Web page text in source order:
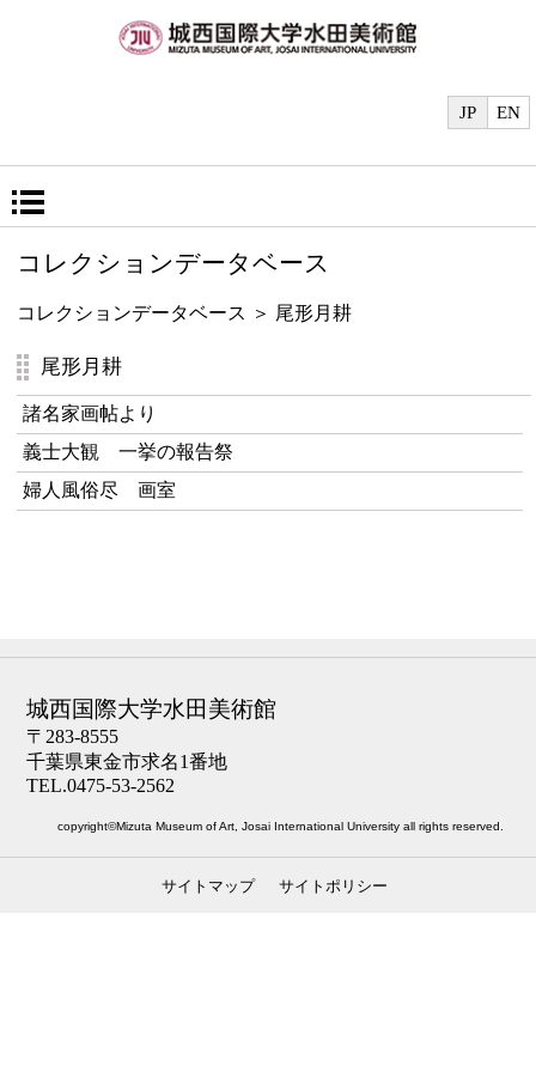
EN
JP
コレクションデータベース
コレクションデータベース ＞ 尾形月耕
尾形月耕
諸名家画帖より
義士大観 一挙の報告祭
婦人風俗尽 画室
城西国際大学水田美術館
〒283-8555
千葉県東金市求名1番地
TEL.0475-53-2562
copyright©Mizuta Museum of Art, Josai International University all rights reserved.
サイトマップ サイトポリシー